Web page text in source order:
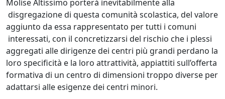
Molise Altissimo porterà inevitabilmente alla
disgregazione di questa comunità scolastica, del valore
aggiunto da essa rappresentato per tutti i comuni
interessati, con il concretizzarsi del rischio che i plessi
aggregati alle dirigenze dei centri più grandi perdano la
loro specificità e la loro attrattività, appiattiti sull’offerta
formativa di un centro di dimensioni troppo diverse per
adattarsi alle esigenze dei centri minori.